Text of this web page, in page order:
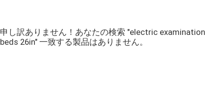
申し訳ありません！あなたの検索 "electric examination
beds 26in" 一致する製品はありません。